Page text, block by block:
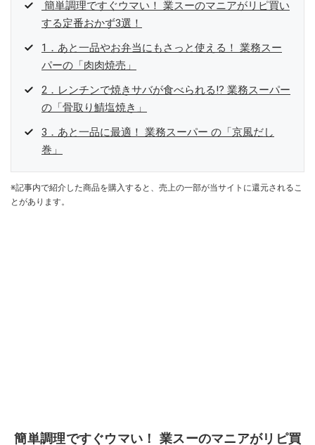
簡単調理ですぐウマい！ 業スーのマニアがリピ買い
する定番おかず3選！
1．あと一品やお弁当にもさっと使える！ 業務スー
パーの「肉肉焼売」
2．レンチンで焼きサバが食べられる⁉ 業務スーパー
の「骨取り鯖塩焼き」
3．あと一品に最適！ 業務スーパー の「京風だし
巻」
※記事内で紹介した商品を購入すると、売上の一部が当サイトに還元されるこ
とがあります。
簡単調理ですぐウマい！ 業スーのマニアがリピ買